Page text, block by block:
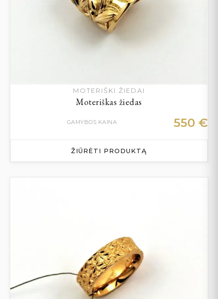
MOTERIŠKI ŽIEDAI
Moteriškas žiedas
GAMYBOS KAINA 550 €
ŽIŪRĖTI PRODUKTĄ